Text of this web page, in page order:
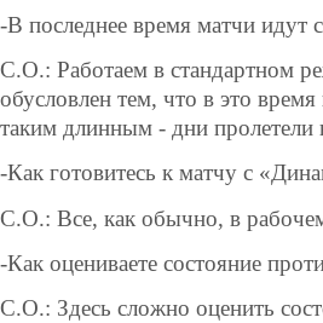
-В последнее время матчи идут
С.О.: Работаем в стандартном
обусловлен тем, что в это
таким длинным - дни пролетели
-Как готовитесь к матчу с
С.О.: Все, как обычно, в
-Как оцениваете состояние
С.О.: Здесь сложно оценить